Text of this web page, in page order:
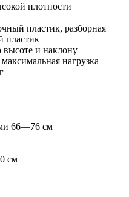
плотности
пластик, разборная
пластик
и наклону
нагрузка
66—76 см
см